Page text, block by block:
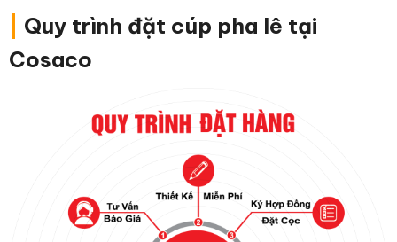
Quy trình đặt cúp pha lê tại
Cosaco